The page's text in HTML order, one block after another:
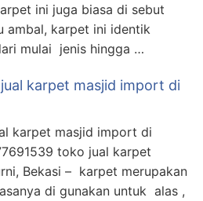
ini juga biasa di sebut
ambal, karpet ini identik
mulai jenis hingga …
karpet masjid import di
karpet masjid import di
toko jual karpet
Bekasi – karpet merupakan
di gunakan untuk alas ,